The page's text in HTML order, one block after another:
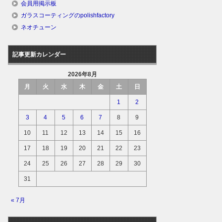
会員用掲示板
ガラスコーティングのpolishfactory
ネオチューン
記事更新カレンダー
2026年8月
月
火 水 木 金 土 日
1 2
3 4 5 6 7 8 9
10 11 12 13 14 15 16
17 18 19 20 21 22 23
24 25 26 27 28 29 30
31
« 7月